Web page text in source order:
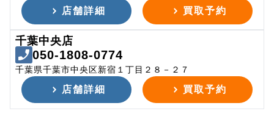
店舗詳細 買取予約
千葉中央店
050-1808-0774
千葉県千葉市中央区新宿１丁目２８－２７
店舗詳細 買取予約